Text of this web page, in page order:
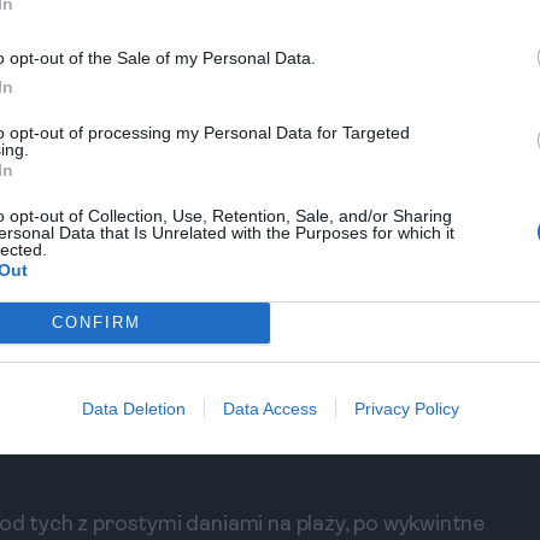
opt-out of the Sale of my Personal Data.
opt-out of processing my Personal Data for Targeted
opt-out of Collection, Use, Retention, Sale, and/or Sharing
Data that Is Unrelated with the Purposes for which it
CONFIRM
Data Deletion Data Access Privacy Policy
do Mirissy, znajdującej się zaledwie 30 minut
na świecie do obserwacji wielorybów.
a możliwość spotkania nie tylko
dla miłośników przyrody.
się, że będziesz miał dostęp do najlepszych
które oferują wycieczki z doświadczonymi
to świetny sposób na spędzenie dnia i poczucie
Od świeżych owoców morza, przez
restauracje i spróbować specjałów kuchni
owoców, które dostępne są na każdym
tych z prostymi daniami na plaży, po wykwintne